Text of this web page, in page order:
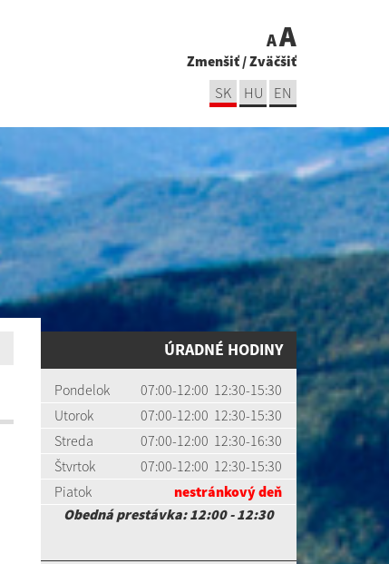
AA
Zmenšiť/Zväčšiť
SK HU EN
ÚRADNÉ HODINY
Pondelok
07:00-12:00 12:30-15:30
Utorok
07:00-12:00 12:30-15:30
Streda
07:00-12:00 12:30-16:30
Štvrtok
07:00-12:00 12:30-15:30
Piatok
nestránkový deň
Obedná prestávka: 12:00 - 12:30